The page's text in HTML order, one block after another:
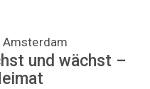
Amsterdam
und wächst –